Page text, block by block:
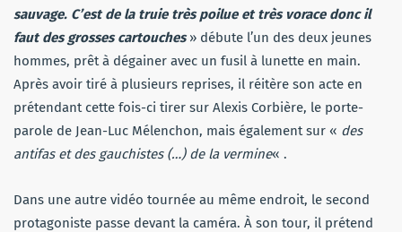
sauvage. C’est de la truie très poilue et très vorace donc il
faut des grosses cartouches» débute l’un des deux jeunes
hommes, prêt à dégainer avec un fusil à lunette en main.
Après avoir tiré à plusieurs reprises, il réitère son acte en
prétendant cette fois-ci tirer sur Alexis Corbière, le porte-
parole de Jean-Luc Mélenchon, mais également sur « des
antifas et des gauchistes (…) de la vermine« .
Dans une autre vidéo tournée au même endroit, le second
protagoniste passe devant la caméra. À son tour, il prétend